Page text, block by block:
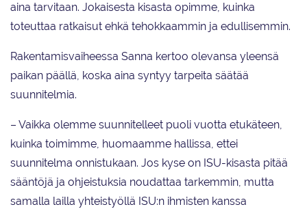
aina tarvitaan. Jokaisesta kisasta opimme, kuinka
toteuttaa ratkaisut ehkä tehokkaammin ja edullisemmin.
Rakentamisvaiheessa Sanna kertoo olevansa yleensä
paikan päällä, koska aina syntyy tarpeita säätää
suunnitelmia.
– Vaikka olemme suunnitelleet puoli vuotta etukäteen,
kuinka toimimme, huomaamme hallissa, ettei
suunnitelma onnistukaan. Jos kyse on ISU-kisasta pitää
sääntöjä ja ohjeistuksia noudattaa tarkemmin, mutta
samalla lailla yhteistyöllä ISU:n ihmisten kanssa